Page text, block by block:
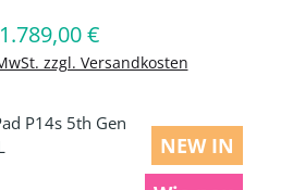
Regulärer Preis:
1.789,00 €
zzgl. Versandkosten
Warenkorb
NEW IN